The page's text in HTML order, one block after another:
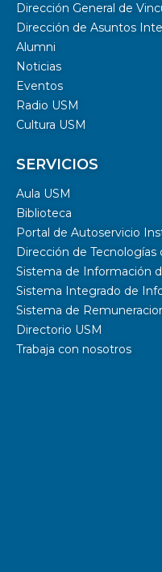
Dirección General de
Dirección de Asuntos
Alumni
Noticias
Eventos
Radio USM
Cultura USM
SERVICIOS
Aula USM
Biblioteca
Portal de Autoservicio
Dirección de
Sistema de Información
Sistema Integrado de
Sistema de
Directorio USM
Trabaja con nosotros